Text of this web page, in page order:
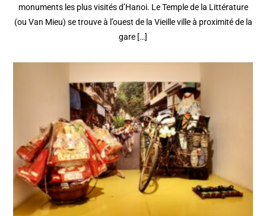
monuments les plus visités d’Hanoi. Le Temple de la Littérature
(ou Van Mieu) se trouve à l’ouest de la Vieille ville à proximité de la
gare […]